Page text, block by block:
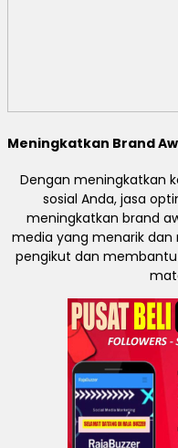
Meningkatkan Brand
Dengan meningkatkan
sosial Anda, jasa
meningkatkan brand
media yang menarik dan
pengikut dan